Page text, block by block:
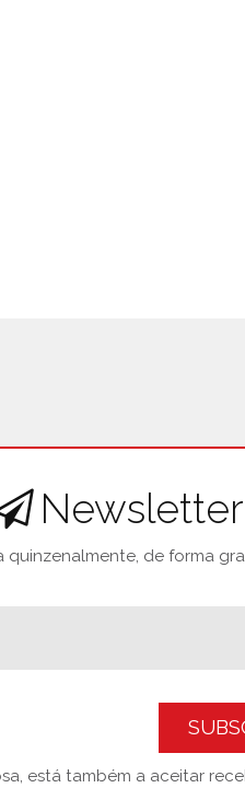
quinzenalmente, de forma
está também a aceitar